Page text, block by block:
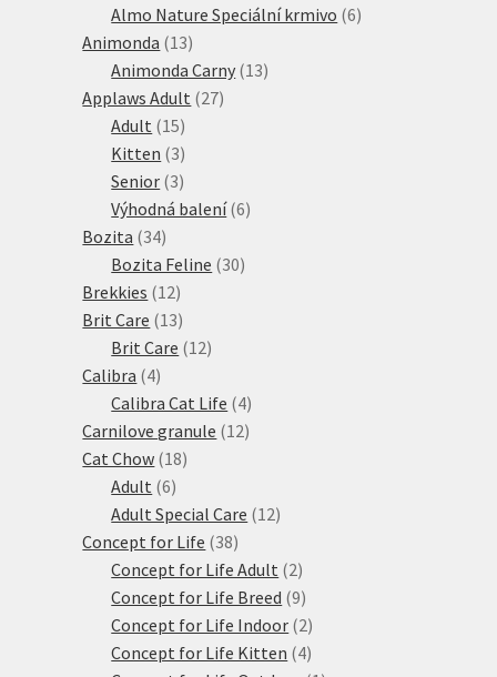
produkty
Almo Nature Speciální krmivo 66
Animonda 1313
produktů
Animonda Carny 1313
Applaws Adult 2727
Adult 1515
produktů
Kitten 33
produkty
Senior 33
produkty
Výhodná balení 66
Bozita 3434
produktů
Bozita Feline 3030
Brekkies 1212
produktů
Brit Care 1313
produktů
Brit Care 1212
Calibra 44
produkty
Calibra Cat Life 44
produkty
Carnilove granule 1212
Cat Chow 1818
Adult 66
produktů
Adult Special Care 1212
Concept for Life 3838
produktů
Concept for Life Adult 22
produkty
Concept for Life Breed 99
produktů
Concept for Life Indoor 22
produkty
Concept for Life Kitten 44